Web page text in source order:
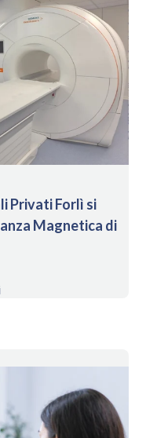
Privati Forlì si
Magnetica di